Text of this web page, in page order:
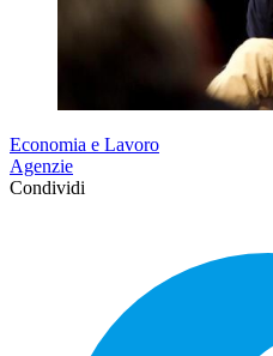
Economia e Lavoro
Agenzie
Condividi